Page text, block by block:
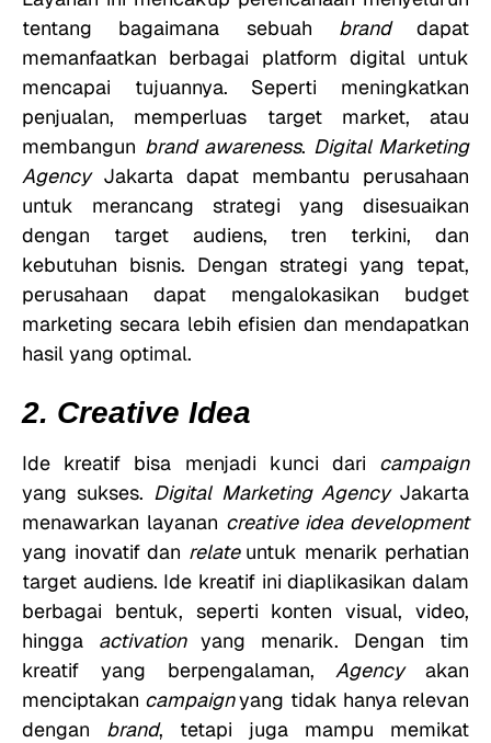
tentang bagaimana sebuah brand dapat
memanfaatkan berbagai platform digital untuk
mencapai tujuannya. Seperti meningkatkan
penjualan, memperluas target market, atau
membangun brand awareness. Digital Marketing
Agency Jakarta dapat membantu perusahaan
untuk merancang strategi yang disesuaikan
dengan target audiens, tren terkini, dan
kebutuhan bisnis. Dengan strategi yang tepat,
perusahaan dapat mengalokasikan budget
marketing secara lebih efisien dan mendapatkan
hasil yang optimal.
2. Creative Idea
Ide kreatif bisa menjadi kunci dari campaign
yang sukses. Digital Marketing Agency Jakarta
menawarkan layanan creative idea development
yang inovatif dan relate untuk menarik perhatian
target audiens. Ide kreatif ini diaplikasikan dalam
berbagai bentuk, seperti konten visual, video,
hingga activation yang menarik. Dengan tim
kreatif yang berpengalaman,Agency akan
menciptakan campaignyang tidak hanya relevan
dengan brand, tetapi juga mampu memikat